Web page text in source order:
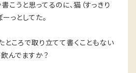
こうと思ってるのに、猫（すっきり
っとしてた。
ところで取り立てて書くこともない
んでますか？